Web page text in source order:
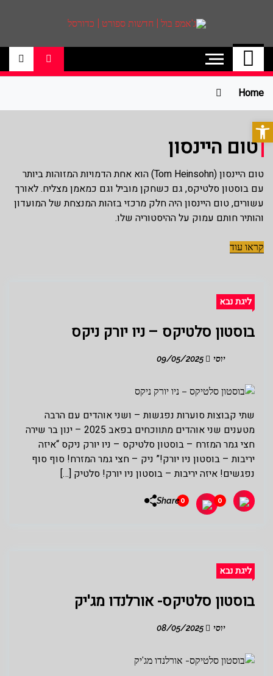
פתח סרגל נגישות
ג'אמפ בול | חדשות
ספורט | כדורסל
אתר גאמפ בול ישראל אתר חדשות ספורט
כדורסל האתר מסקר את ליגות הכדורסל
הטובות בעולם ליגת הנבא, ליגת העל
בכדורסל , יורוליג, ועוד. לפרטים היכנסו לאתר
Home
טום היינסון
טום היינסון (Tom Heinsohn) הוא אחת הדמויות המזוהות ביותר
עם בוסטון סלטיקס, גם כשחקן מוביל וגם כמאמן מצליח. לאורך
עשורים, טום היינסון היה חלק מרכזי בזהות המנצחת של המועדון
והותיר חותם עמוק על ההיסטוריה שלו.
קראו עוד
ליגת נבא
בוסטון סלטיקס – ניו יורק ניקס
יוסי
שתי קבוצות סוערות נפגשות – ושני אוהדים עם הרבה
מטענים שני אוהדים מתווכחים בפאב 2025 – ינון בר שירה
חצי גמר המזרח – בוסטון סלטיקס – ניו יורק ניקס “איזה
יריבות – בוסטון ניו יורק!” ניק – חצי גמר המזרח! סוף סוף
נפגשים! איזה יריבות – בוסטון ניו יורק! סלטיק […]
0
0
Share
ליגת נבא
בוסטון סלטיקס- אורלנדו מג'יק
יוסי